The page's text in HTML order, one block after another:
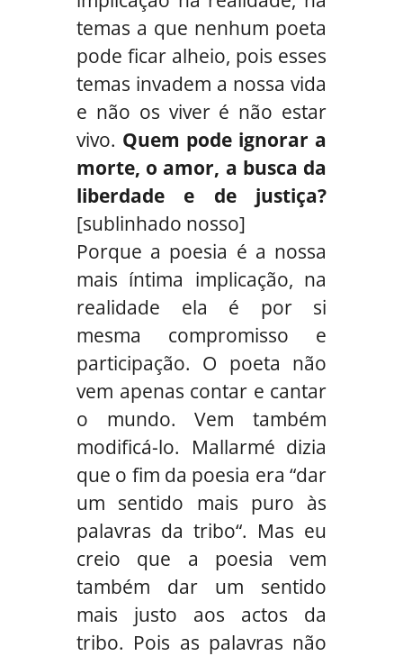
temas a que nenhum poeta
pode ficar alheio, pois esses
temas invadem a nossa vida
e não os viver é não estar
vivo. Quem pode ignorar a
morte, o amor, a busca da
liberdade e de justiça?
[sublinhado nosso]
Porque a poesia é a nossa
mais íntima implicação, na
realidade ela é por si
mesma compromisso e
participação. O poeta não
vem apenas contar e cantar
o mundo. Vem também
modificá-lo. Mallarmé dizia
que o fim da poesia era “dar
um sentido mais puro às
palavras da tribo“. Mas eu
creio que a poesia vem
também dar um sentido
mais justo aos actos da
tribo. Pois as palavras não